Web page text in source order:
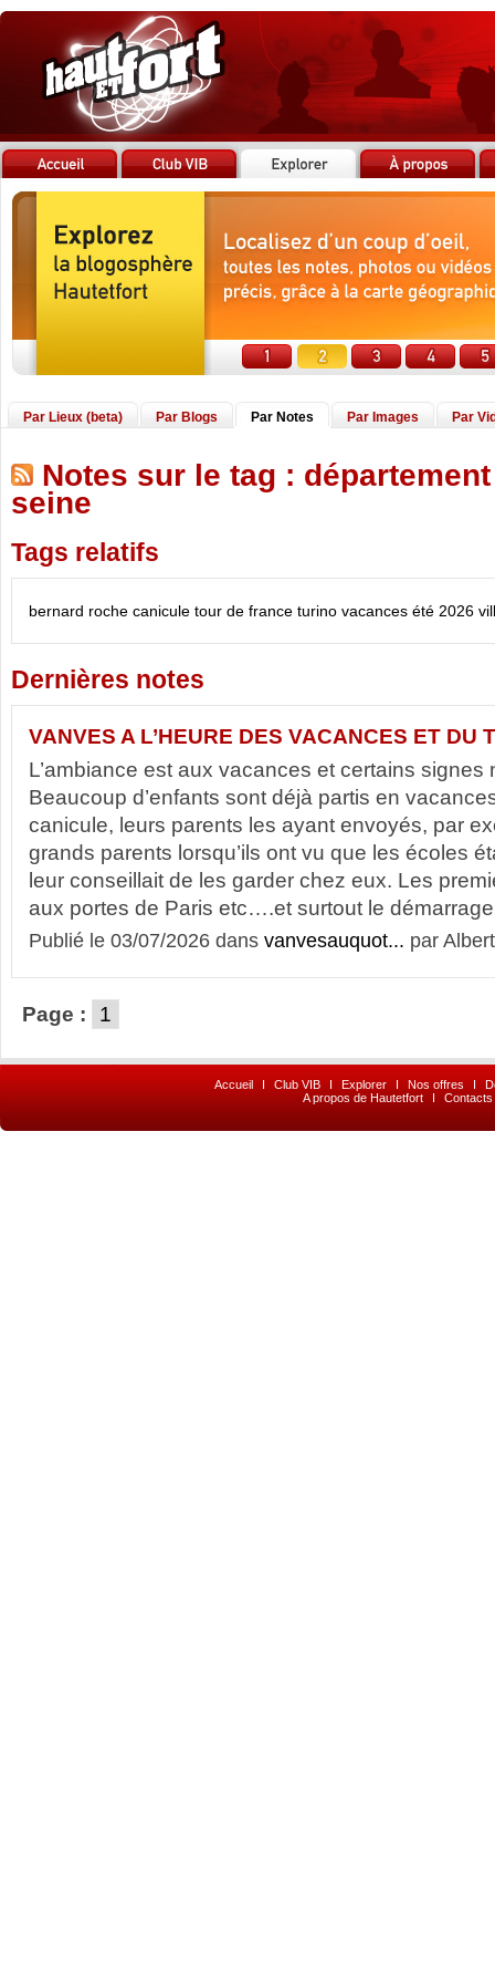
Par Lieux (beta) Par Blogs Par Notes Par Images Par
Notes sur le tag :
seine
Tags relatifs
bernard roche canicule tour de france turino vacances été 2026
Dernières notes
VANVES A L’HEURE DES VACANCES ET DU
L’ambiance est aux vacances et certains signes
Beaucoup d’enfants sont déjà partis en
canicule, leurs parents les ayant envoyés, par
grands parents lorsqu’ils ont vu que les écoles
leur conseillait de les garder chez eux. Les
aux portes de Paris etc….et surtout le
Publié le 03/07/2026 dans vanvesauquot... par
Page : 1
Accueil I Club VIB I Explorer I Nos offres I
A propos de Hautetfort
I Contacts